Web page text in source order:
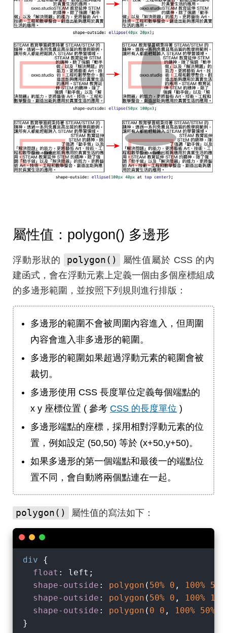
屬性值：polygon() 多邊形
浮動形狀的 polygon()
屬性值屬於 CSS 的內
建函式，會在浮動元素上定義一個由多個座標組成
的多邊形範圍，並按照下列規則進行排版：
多邊形的範圍不會被周圍內容進入，但周圍
內容會進入非多邊形的範圍。
多邊形的範圍如果超過浮動元素的範圍會被
裁切。
多邊形使用 CSS 長度單位定義每個端點的
x y 座標位置 ( 參考 CSS 的長度單位 )
多邊形端點的座標，採用相對浮動元素的位
置，例如設定 (50,50) 等於 (x+50,y+50)。
如果多邊形的第一個端點和最後一的端點位
置不同，會自動將兩個點連在一起。
polygon() 屬性值的寫法如下：
div {
float : left;
shape-outside : polygon ( 50% 0 , 100% 50%
shape-outside : polygon ( 50% 0 , 100%
shape-outside : polygon ( 0 0 , 100% 50%